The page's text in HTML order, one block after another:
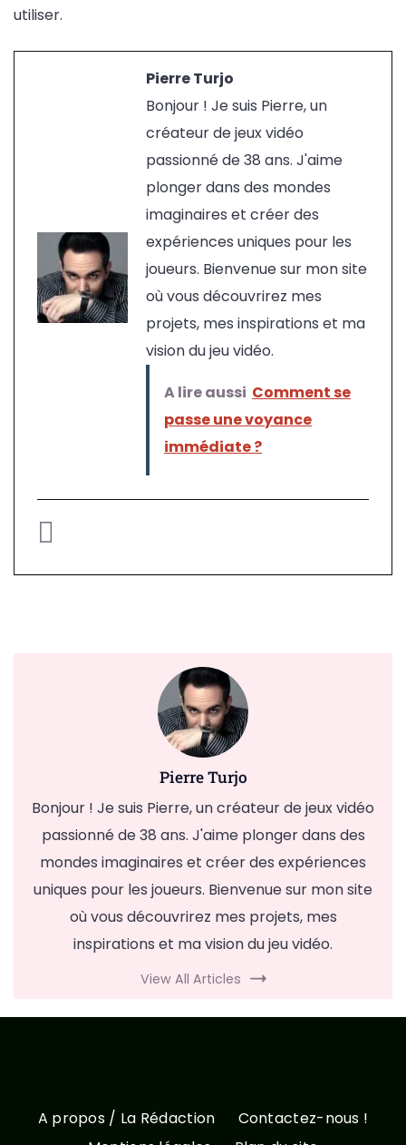
utiliser.
Pierre Turjo
Bonjour ! Je suis Pierre, un
créateur de jeux vidéo
passionné de 38 ans. J'aime
plonger dans des mondes
imaginaires et créer des
expériences uniques pour les
joueurs. Bienvenue sur mon site
où vous découvrirez mes
projets, mes inspirations et ma
vision du jeu vidéo.
A lire aussi Comment se
passe une voyance
immédiate ?
Pierre Turjo
Bonjour ! Je suis Pierre, un créateur de jeux vidéo
passionné de 38 ans. J'aime plonger dans des
mondes imaginaires et créer des expériences
uniques pour les joueurs. Bienvenue sur mon site
où vous découvrirez mes projets, mes
inspirations et ma vision du jeu vidéo.
View All Articles
A propos / La Rédaction
Contactez-nous !